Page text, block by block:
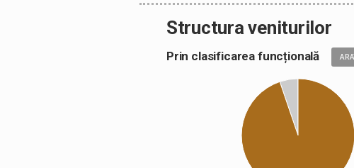
Structura veniturilor
Prin clasificarea funcțională